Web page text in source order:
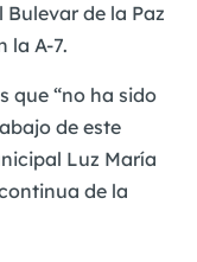
de la Paz
la A-7.
que “no ha sido
de este
Luz María
de la